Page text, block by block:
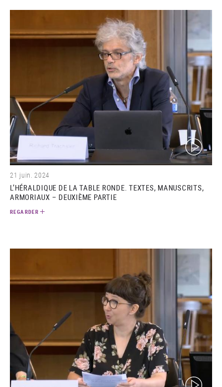
(video)
21 juin. 2024
L’HÉRALDIQUE DE LA TABLE RONDE. TEXTES, MANUSCRITS,
ARMORIAUX – DEUXIÈME PARTIE
REGARDER
(video)